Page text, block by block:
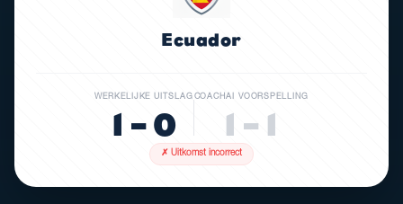
Ecuador
WERKELIJKE UITSLAG
1 – 0
COACHAI VOORSPELLING
1 – 1
✗ Uitkomst incorrect